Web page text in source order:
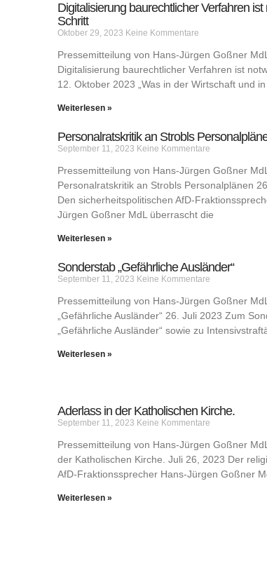
Digitalisierung baurechtlicher Verfahren
Schritt
Oktober 29, 2023 Keine Kommentare
Pressemitteilung von Hans-Jürgen Goßner MdL
Digitalisierung baurechtlicher Verfahren ist
12. Oktober 2023 „Was in der Wirtschaft und in
Weiterlesen »
Personalratskritik an Strobls
September 11, 2023 Keine Kommentare
Pressemitteilung von Hans-Jürgen Goßner MdL
Personalratskritik an Strobls Personalplänen
Den sicherheitspolitischen AfD-
Jürgen Goßner MdL überrascht die
Weiterlesen »
Sonderstab „Gefährliche Ausländer“
September 11, 2023 Keine Kommentare
Pressemitteilung von Hans-Jürgen Goßner
„Gefährliche Ausländer“ 26. Juli 2023 Zum
„Gefährliche Ausländer“ sowie zu
Weiterlesen »
Aderlass in der Katholischen Kirche.
September 11, 2023 Keine Kommentare
Pressemitteilung von Hans-Jürgen Goßner
der Katholischen Kirche. Juli 26, 2023 Der
AfD-Fraktionssprecher Hans-Jürgen Goßner
Weiterlesen »